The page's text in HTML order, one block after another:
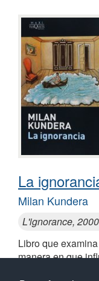
La
Milan Kundera
L'ignorance, 2000
Libro que
manera en que
explora las